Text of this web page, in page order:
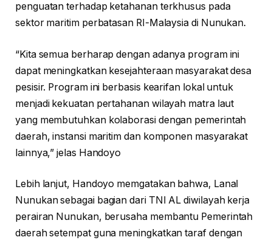
penguatan terhadap ketahanan terkhusus pada
sektor maritim perbatasan RI-Malaysia di Nunukan.
“Kita semua berharap dengan adanya program ini
dapat meningkatkan kesejahteraan masyarakat desa
pesisir. Program ini berbasis kearifan lokal untuk
menjadi kekuatan pertahanan wilayah matra laut
yang membutuhkan kolaborasi dengan pemerintah
daerah, instansi maritim dan komponen masyarakat
lainnya,” jelas Handoyo
Lebih lanjut, Handoyo memgatakan bahwa, Lanal
Nunukan sebagai bagian dari TNI AL diwilayah kerja
perairan Nunukan, berusaha membantu Pemerintah
daerah setempat guna meningkatkan taraf dengan